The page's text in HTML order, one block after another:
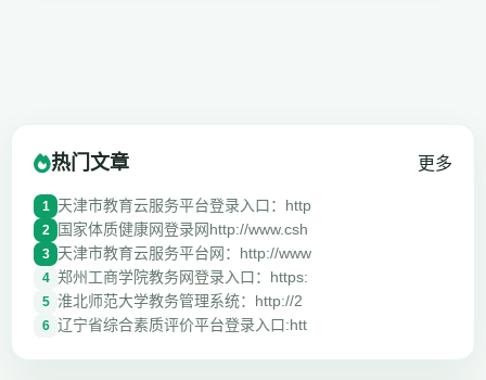
热门文章 更多
1 天津市教育云服务平台登录入口：http
2 国家体质健康网登录网http://www.csh
3 天津市教育云服务平台网：http://www
4 郑州工商学院教务网登录入口：https:
5 淮北师范大学教务管理系统：http://2
6 辽宁省综合素质评价平台登录入口:htt